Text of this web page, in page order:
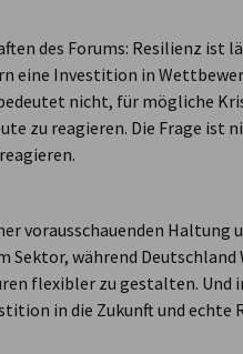
des Forums: Resilienz ist
eine Investition in
nicht, für mögliche
zu reagieren. Die Frage ist
vorausschauenden Haltung
während Deutschland
flexibler zu gestalten. Und
in die Zukunft und